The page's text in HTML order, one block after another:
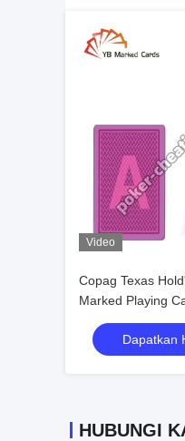
Video
Copag Texas
Marked Playing
Dapatkan
HUBUNGI